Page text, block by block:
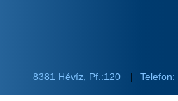
8381 Hévíz, Pf.:120
Telefon: